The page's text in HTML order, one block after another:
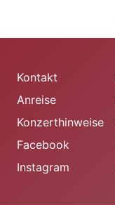
Kontakt
Anreise
Konzerthinweise
Facebook
Instagram